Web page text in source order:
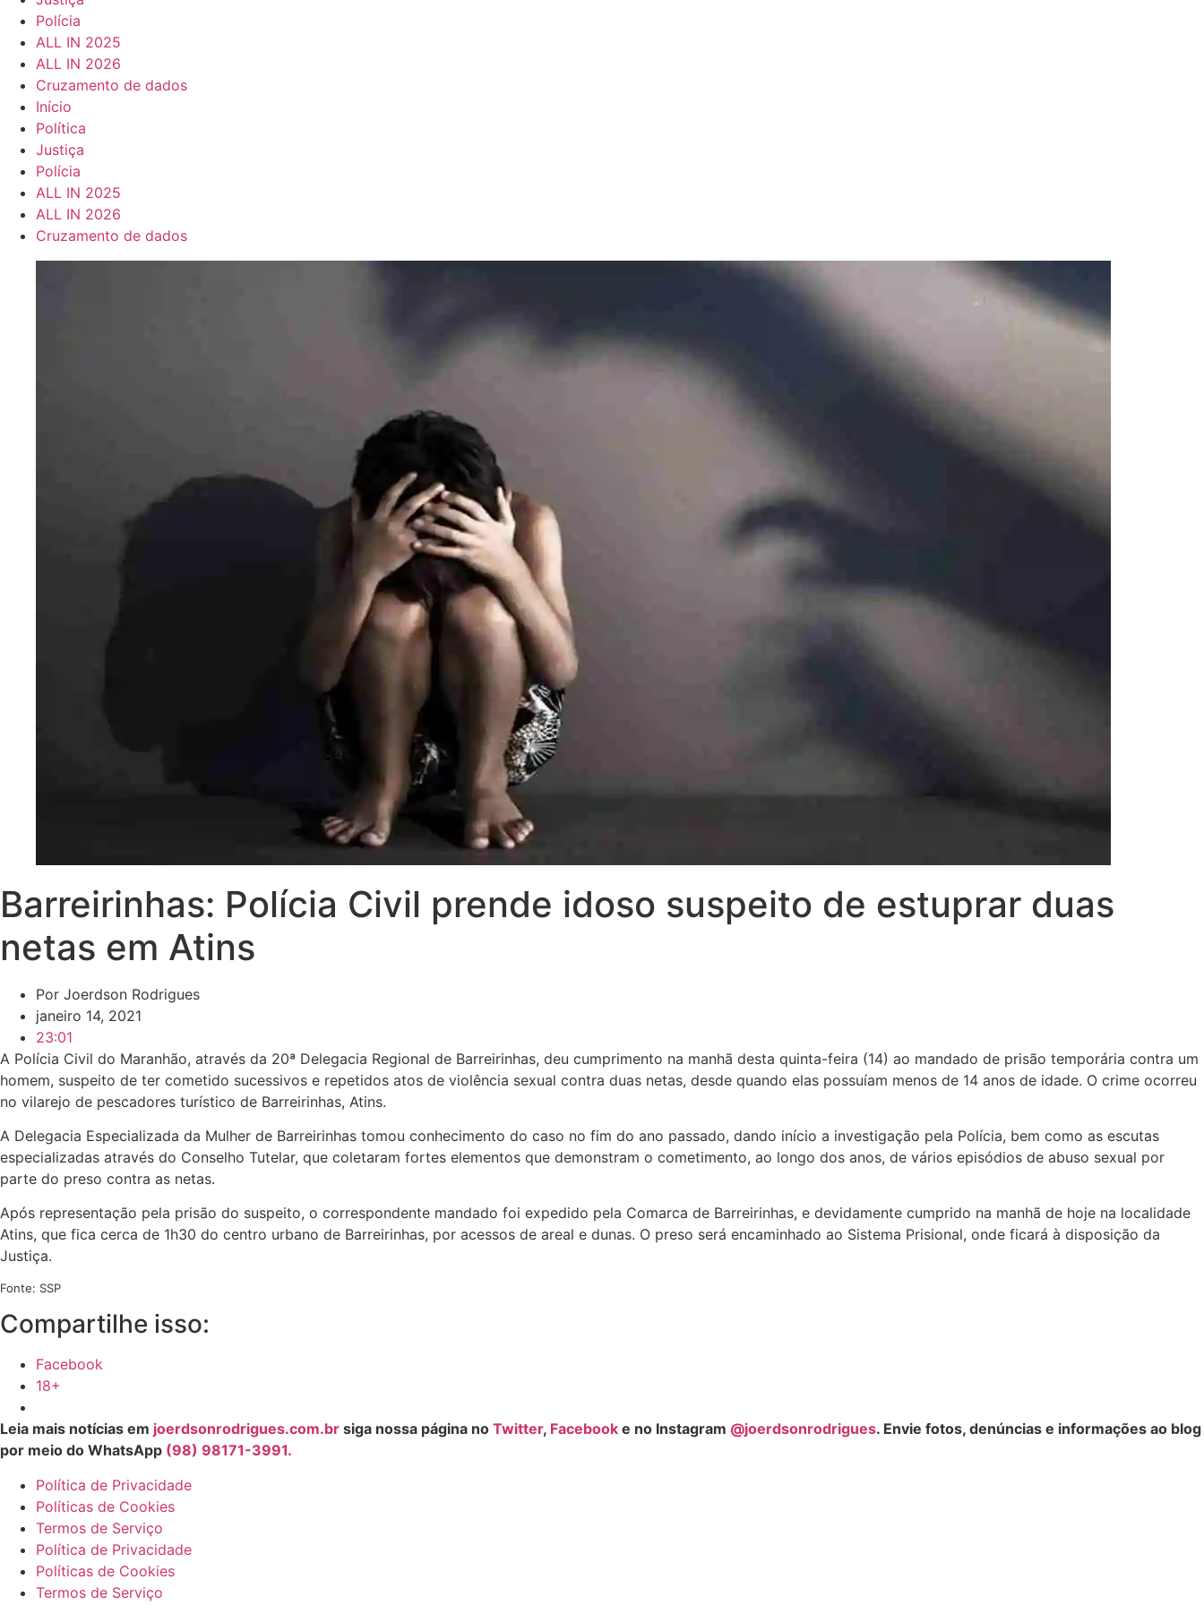
Polícia
ALL IN 2025
ALL IN 2026
Cruzamento de dados
Início
Política
Justiça
Polícia
ALL IN 2025
ALL IN 2026
Cruzamento de dados
Barreirinhas: Polícia Civil prende idoso suspeito de estuprar duas
netas em Atins
Por Joerdson Rodrigues
janeiro 14, 2021
23:01
A Polícia Civil do Maranhão, através da 20ª Delegacia Regional de Barreirinhas, deu cumprimento na manhã desta quinta-feira (14) ao mandado de prisão temporária contra um
homem, suspeito de ter cometido sucessivos e repetidos atos de violência sexual contra duas netas, desde quando elas possuíam menos de 14 anos de idade. O crime ocorreu
no vilarejo de pescadores turístico de Barreirinhas, Atins.
A Delegacia Especializada da Mulher de Barreirinhas tomou conhecimento do caso no fim do ano passado, dando início a investigação pela Polícia, bem como as escutas
especializadas através do Conselho Tutelar, que coletaram fortes elementos que demonstram o cometimento, ao longo dos anos, de vários episódios de abuso sexual por
parte do preso contra as netas.
Após representação pela prisão do suspeito, o correspondente mandado foi expedido pela Comarca de Barreirinhas, e devidamente cumprido na manhã de hoje na localidade
Atins, que fica cerca de 1h30 do centro urbano de Barreirinhas, por acessos de areal e dunas. O preso será encaminhado ao Sistema Prisional, onde ficará à disposição da
Justiça.
Fonte: SSP
Compartilhe isso:
Facebook
18+
Leia mais notícias em joerdsonrodrigues.com.br siga nossa página no Twitter, Facebook e no Instagram @joerdsonrodrigues. Envie fotos, denúncias e informações ao blog
por meio do WhatsApp (98) 98171-3991.
Política de Privacidade
Políticas de Cookies
Termos de Serviço
Política de Privacidade
Políticas de Cookies
Termos de Serviço